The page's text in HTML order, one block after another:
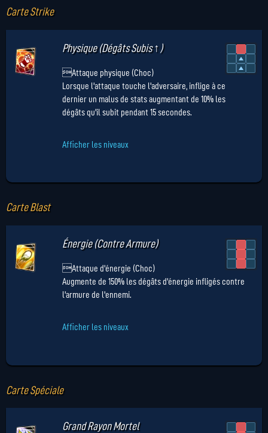
Carte Strike
Physique (Dégâts Subis ↑)
Attaque physique (Choc)
Lorsque l'attaque touche l'adversaire, inflige à ce
dernier un malus de stats augmentant de 10% les
dégâts qu'il subit pendant 15 secondes.
Afficher les niveaux
Carte Blast
Énergie (Contre Armure)
Attaque d'énergie (Choc)
Augmente de 150% les dégâts d'énergie infligés contre
l'armure de l'ennemi.
Afficher les niveaux
Carte Spéciale
Grand Rayon Mortel